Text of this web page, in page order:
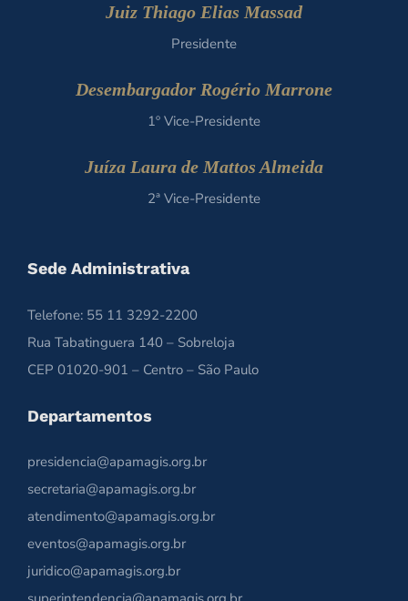
Juiz Thiago Elias Massad
Presidente
Desembargador Rogério Marrone
1º Vice-Presidente
Juíza Laura de Mattos Almeida
2ª Vice-Presidente
Sede Administrativa
Telefone: 55 11 3292-2200
Rua Tabatinguera 140 – Sobreloja
CEP 01020-901 – Centro – São Paulo
Departamentos
presidencia@apamagis.org.br
secretaria@apamagis.org.br
atendimento@apamagis.org.br
eventos@apamagis.org.br
juridico@apamagis.org.br